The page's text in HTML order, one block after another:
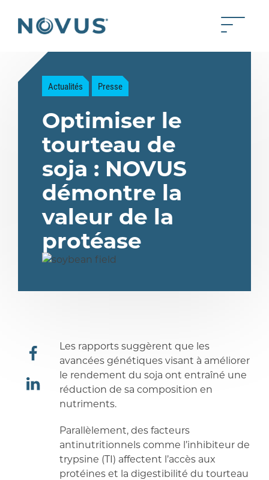
Back to home Toggle
Actualités Presse
Optimiser le
tourteau de
soja : NOVUS
démontre la
valeur de la
protéase
Les rapports suggèrent que les
avancées génétiques visant à améliorer
le rendement du soja ont entraîné une
réduction de sa composition en
nutriments.
Parallèlement, des facteurs
antinutritionnels comme l’inhibiteur de
trypsine (TI) affectent l’accès aux
protéines et la digestibilité du tourteau